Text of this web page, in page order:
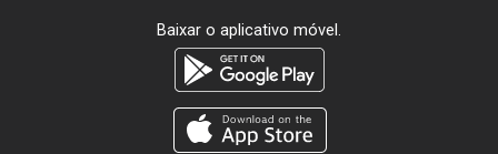
Baixar o aplicativo móvel.